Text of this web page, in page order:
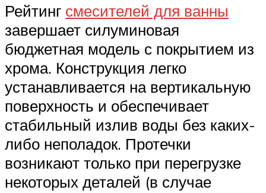
Рейтинг смесителей для ванны
завершает силуминовая
бюджетная модель с покрытием из
хрома. Конструкция легко
устанавливается на вертикальную
поверхность и обеспечивает
стабильный излив воды без каких-
либо неполадок. Протечки
возникают только при перегрузке
некоторых деталей (в случае